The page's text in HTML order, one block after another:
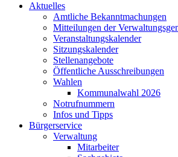
Aktuelles
Amtliche Bekanntmachungen
Mitteilungen der
Veranstaltungskalender
Sitzungskalender
Stellenangebote
Öffentliche Ausschreibungen
Wahlen
Kommunalwahl 2026
Notrufnummern
Infos und Tipps
Bürgerservice
Verwaltung
Mitarbeiter